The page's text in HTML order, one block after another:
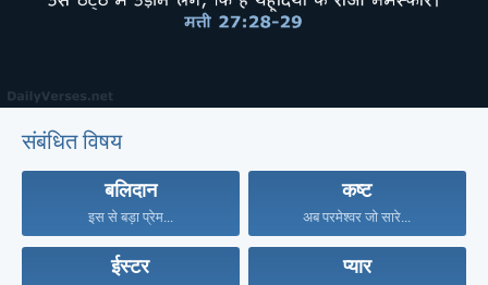
संबंधित विषय
बलिदान
इस से बड़ा प्रेम...
कष्ट
अब परमेश्वर जो सारे...
ईस्टर प्यार